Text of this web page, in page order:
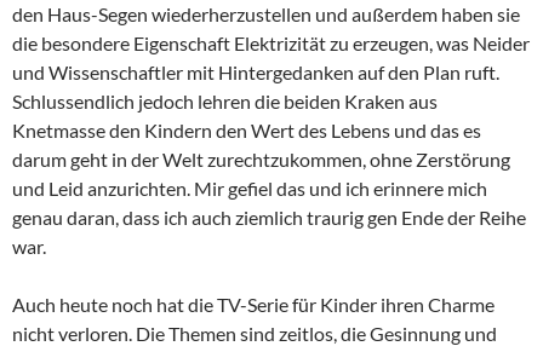
den Haus-Segen wiederherzustellen und außerdem haben sie
die besondere Eigenschaft Elektrizität zu erzeugen, was Neider
und Wissenschaftler mit Hintergedanken auf den Plan ruft.
Schlussendlich jedoch lehren die beiden Kraken aus
Knetmasse den Kindern den Wert des Lebens und das es
darum geht in der Welt zurechtzukommen, ohne Zerstörung
und Leid anzurichten. Mir gefiel das und ich erinnere mich
genau daran, dass ich auch ziemlich traurig gen Ende der Reihe
war.
Auch heute noch hat die TV-Serie für Kinder ihren Charme
nicht verloren. Die Themen sind zeitlos, die Gesinnung und